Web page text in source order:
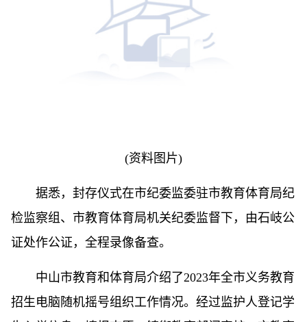
(资料图片)
据悉，封存仪式在市纪委监委驻市教育体育局纪
检监察组、市教育体育局机关纪委监督下，由石岐公
证处作公证，全程录像备查。
中山市教育和体育局介绍了2023年全市义务教育
招生电脑随机摇号组织工作情况。经过监护人登记学